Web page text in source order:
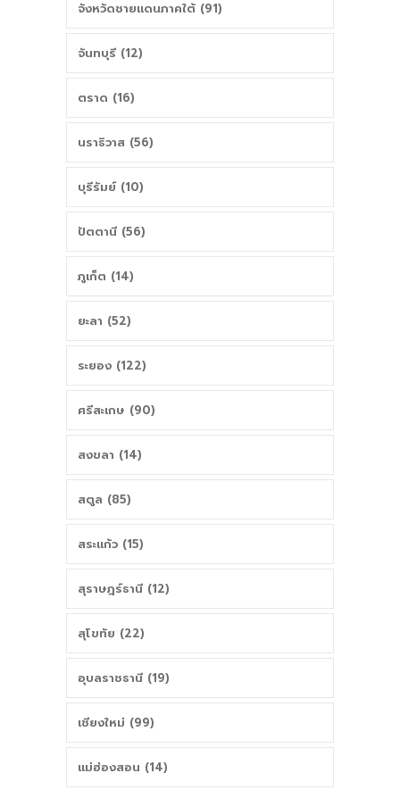
จังหวัดชายแดนภาคใต้ (91)
จันทบุรี (12)
ตราด (16)
นราธิวาส (56)
บุรีรัมย์ (10)
ปัตตานี (56)
ภูเก็ต (14)
ยะลา (52)
ระยอง (122)
ศรีสะเกษ (90)
สงขลา (14)
สตูล (85)
สระแก้ว (15)
สุราษฎร์ธานี (12)
สุโขทัย (22)
อุบลราชธานี (19)
เชียงใหม่ (99)
แม่ฮ่องสอน (14)